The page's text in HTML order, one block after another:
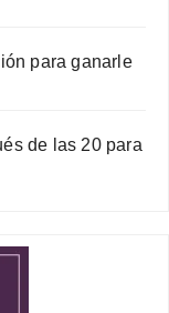
para ganarle
de las 20 para